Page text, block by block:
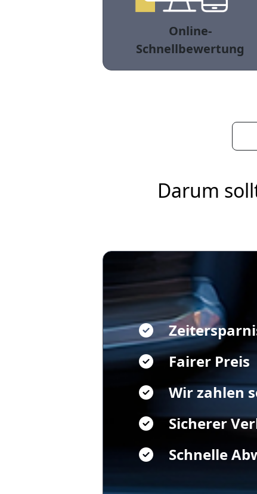
Online-
Schnellbewertung
Darum
Fairer Preis
Wir zahlen
Sicherer
Schnelle